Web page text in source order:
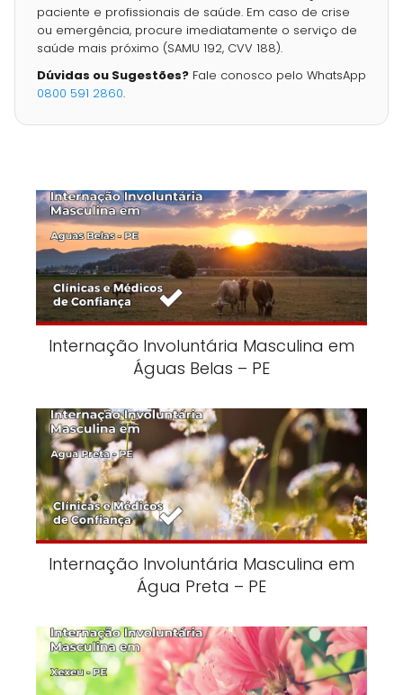
paciente e profissionais de saúde. Em caso de crise
ou emergência, procure imediatamente o serviço de
saúde mais próximo (SAMU 192, CVV 188).
Dúvidas ou Sugestões? Fale conosco pelo WhatsApp
0800 591 2860.
Internação Involuntária Masculina em
Águas Belas – PE
Internação Involuntária Masculina em
Água Preta – PE